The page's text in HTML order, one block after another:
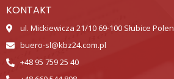
KONTAKT
ul. Mickiewicza 21/10 69-100 Słubice Polen
buero-sl@kbz24.com.pl
+48 95 759 25 40